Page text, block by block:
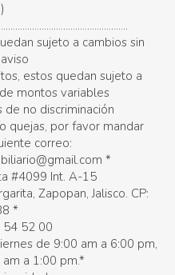
sujeto a cambios sin
estos quedan sujeto a
montos variables
de no discriminación
quejas, por favor mandar
correo:
*
#4099 Int. A-15
Zapopan, Jalisco. CP:
*
52 00
de 9:00 am a 6:00 pm,
a 1:00 pm.*